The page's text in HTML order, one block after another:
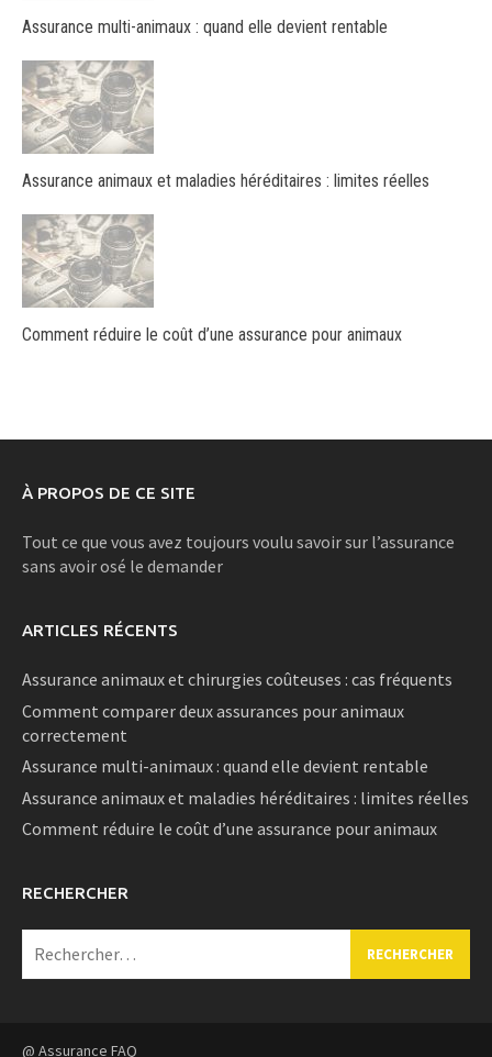
Assurance multi-animaux : quand elle devient rentable
Assurance animaux et maladies héréditaires : limites réelles
Comment réduire le coût d’une assurance pour animaux
À PROPOS DE CE SITE
Tout ce que vous avez toujours voulu savoir sur l’assurance
sans avoir osé le demander
ARTICLES RÉCENTS
Assurance animaux et chirurgies coûteuses : cas fréquents
Comment comparer deux assurances pour animaux
correctement
Assurance multi-animaux : quand elle devient rentable
Assurance animaux et maladies héréditaires : limites réelles
Comment réduire le coût d’une assurance pour animaux
RECHERCHER
@ Assurance FAQ